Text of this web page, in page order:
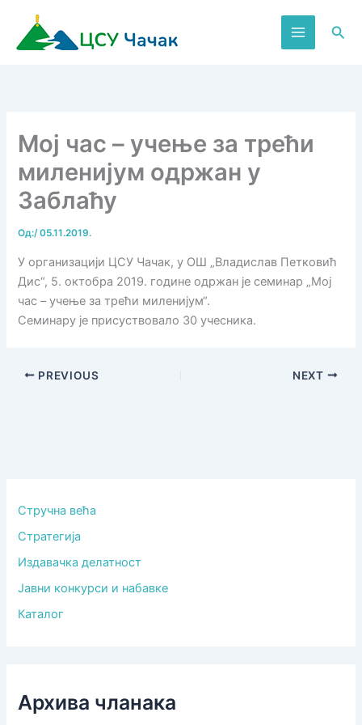
садржај
Мој час – учење за трећи
миленијум одржан у
Заблаћу
Од:/05.11.2019.
У организацији ЦСУ Чачак, у ОШ „Владислав Петковић
Дис“, 5. октобра 2019. године одржан је семинар „Мој
час – учење за трећи миленијум“.
Семинару је присуствовало 30 учесника.
PREVIOUS NEXT
Стручна већа
Стратегија
Издавачка делатност
Јавни конкурси и набавке
Каталог
Архива чланака